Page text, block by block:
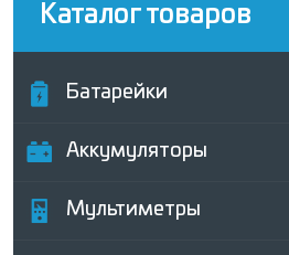
Каталог товаров
Батарейки
Аккумуляторы
Мультиметры